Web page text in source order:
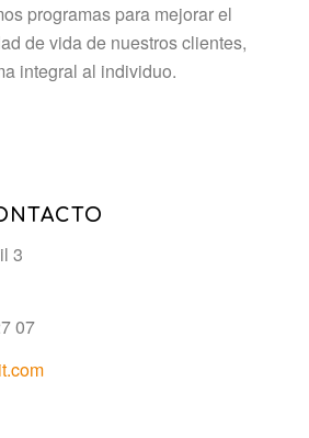
programas para mejorar el
de vida de nuestros clientes,
integral al individuo.
3
07